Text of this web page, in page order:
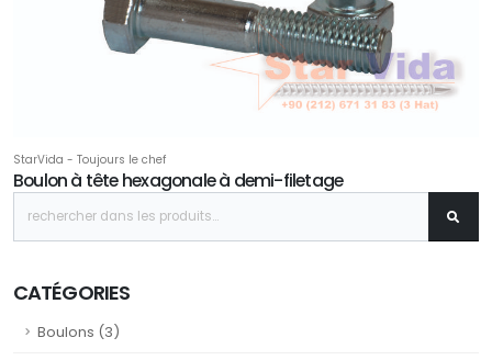
StarVida - Toujours le chef
Boulon à tête hexagonale à demi-filetage
CATÉGORIES
Boulons (3)